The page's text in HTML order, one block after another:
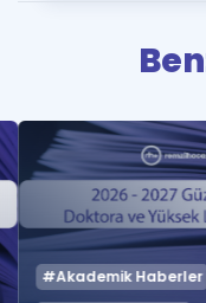
#Akademik Haberler